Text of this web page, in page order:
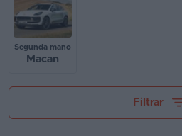
nuevos
Renting
Suscripción
Segunda mano
Macan
Filtrar